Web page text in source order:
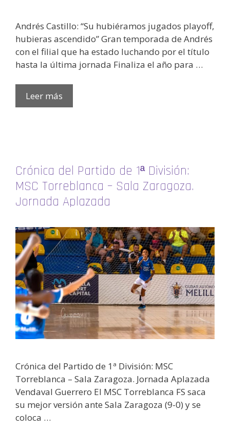
Andrés Castillo: “Su hubiéramos jugados playoff,
hubieras ascendido” Gran temporada de Andrés
con el filial que ha estado luchando por el título
hasta la última jornada Finaliza el año para …
Leer más
Crónica del Partido de 1ª División:
MSC Torreblanca – Sala Zaragoza.
Jornada Aplazada
Crónica del Partido de 1ª División: MSC
Torreblanca – Sala Zaragoza. Jornada Aplazada
Vendaval Guerrero El MSC Torreblanca FS saca
su mejor versión ante Sala Zaragoza (9-0) y se
coloca …